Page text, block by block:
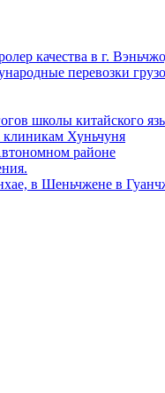
качества в г.
перевозки
школы китайского
клиникам Хуньчуня
районе
в Шеньчжене в